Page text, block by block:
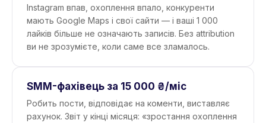
Instagram впав, охоплення впало, конкуренти
мають Google Maps і свої сайти — і ваші 1 000
лайків більше не означають записів. Без attribution
ви не зрозумієте, коли саме все зламалось.
SMM-фахівець за 15 000 ₴/міс
Робить пости, відповідає на коменти, виставляє
рахунок. Звіт у кінці місяця: «зростання охоплення